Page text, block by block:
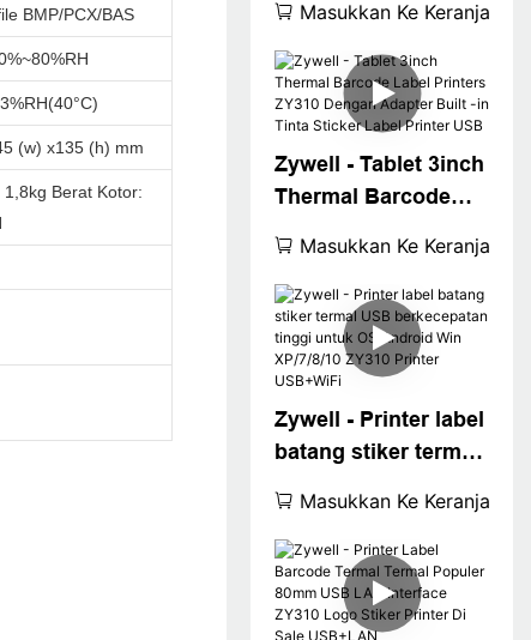
Thermal Label
Printer Machine
Dengan Buil -In
Adapter USB+BT
Masukkan Ke Keranjang
Zywell - Tablet 3inch
Thermal Barcode
Dengan Adapter
Built -in Tinta
Sticker Label Printer
USB
Masukkan Ke Keranjang
Zywell - Printer label
batang stiker termal
tinggi untuk OS
Android Win
XP/7/8/10 ZY310
Printer USB+WiFi
Masukkan Ke Keranjang
BMP/PCX/BAS
(w) x135 (h) mm
1,8kg Berat Kotor: